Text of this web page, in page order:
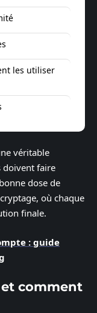
les utiliser
véritable
doivent faire
dose de
où chaque
finale.
: guide
et comment